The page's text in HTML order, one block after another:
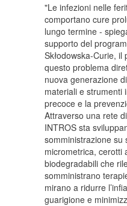
"Le infezioni nelle
comportano cure
lungo termine -
supporto del
Skłodowska-Curie,
questo problema
nuova generazione
materiali e strumenti
precoce e la
Attraverso una rete
INTROS sta
somministrazione su
micrometrica, cerotti
biodegradabili che
somministrano
mirano a ridurre
guarigione e